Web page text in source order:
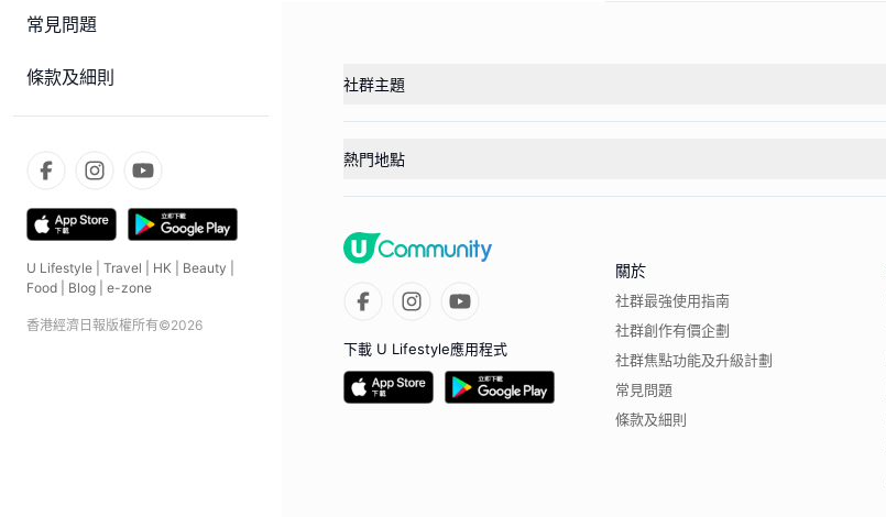
常見問題
條款及細則
U Lifestyle Travel HK Beauty
Food
Blog e-zone
香港經濟日報版權所有©2026
社群主題
熱門地點
下載 U Lifestyle應用程式
關於
社群最強使用指南
社群創作有價企劃
社群焦點功能及升級計劃
常見問題
條款及細則